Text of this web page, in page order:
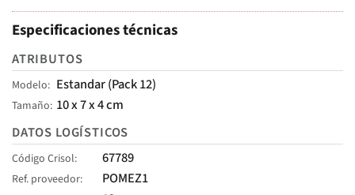
Especificaciones técnicas
ATRIBUTOS
Modelo Estandar (Pack 12)
Tamaño 10 x 7 x 4 cm
DATOS LOGÍSTICOS
Código Crisol 67789
Ref. proveedor POMEZ1